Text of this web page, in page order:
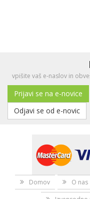
vpišite vaš e-naslov in
Prijavi se na e-novice
Odjavi se od e-novic
Domov O nas